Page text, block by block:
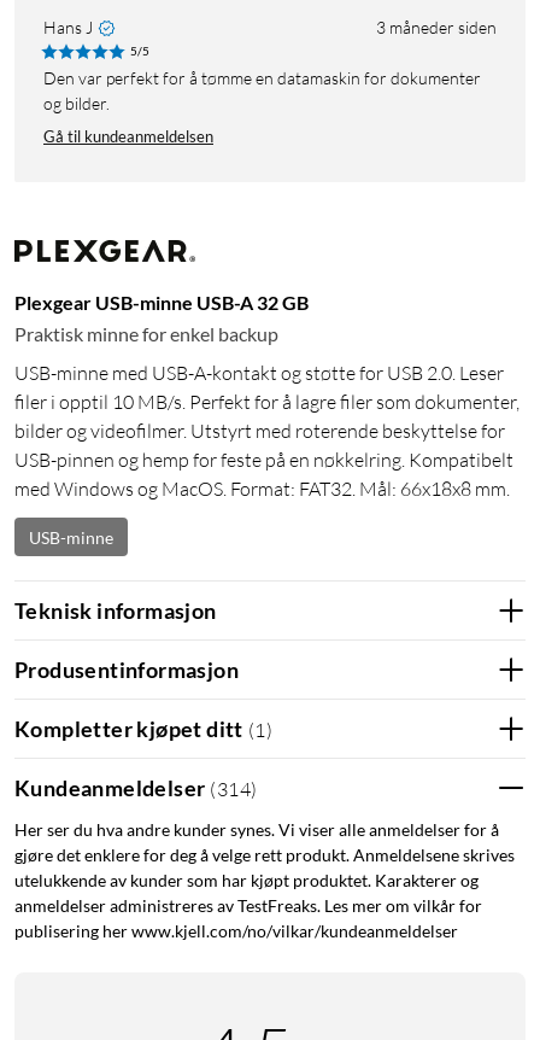
Hans J 3 måneder siden
5/5
Den var perfekt for å tømme en datamaskin for dokumenter
og bilder.
Gå til kundeanmeldelsen
Plexgear USB-minne USB-A 32 GB
Praktisk minne for enkel backup
USB-minne med USB-A-kontakt og støtte for USB 2.0. Leser
filer i opptil 10 MB/s. Perfekt for å lagre filer som dokumenter,
bilder og videofilmer. Utstyrt med roterende beskyttelse for
USB-pinnen og hemp for feste på en nøkkelring. Kompatibelt
med Windows og MacOS. Format: FAT32. Mål: 66x18x8 mm.
USB-minne
Teknisk informasjon
Produsentinformasjon
Kompletter kjøpet ditt (1 )
Kundeanmeldelser (314)
Her ser du hva andre kunder synes. Vi viser alle anmeldelser for å
gjøre det enklere for deg å velge rett produkt. Anmeldelsene skrives
utelukkende av kunder som har kjøpt produktet. Karakterer og
anmeldelser administreres av TestFreaks. Les mer om vilkår for
publisering her www.kjell.com/no/vilkar/kundeanmeldelser